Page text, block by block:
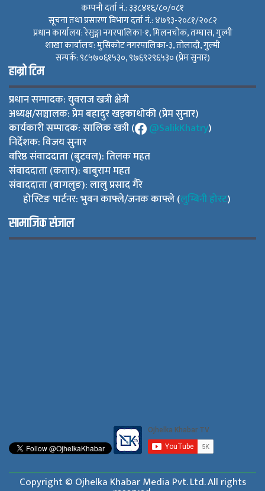
कम्पनी दर्ता नं.: ३३८४१६/८०/०८१
सूचना तथा प्रसारण विभाग दर्ता नं.: ४७९३-२०८१/२०८२
प्रधान कार्यालय: रेसुङ्गा नगरपालिका-१, मिलनचोक, तम्घास, गुल्मी
शाखा कार्यालय: मुसिकोट नगरपालिका-३, तोलादी, गुल्मी
सम्पर्क: ९८५७०६१५३०, ९७६९२९६५३० (प्रेम सुनार)
हाम्रो टिम
प्रधान सम्पादक: युवराज खत्री क्षेत्री
अध्यक्ष/सञ्चालक: प्रेम बहादुर खड्काथोकी (प्रेम सुनार)
कार्यकारी सम्पादक: सालिक खत्री (
@SalikKhatry)
निर्देशक: विजय सुनार
वरिष्ठ संवाददाता (बुटवल): तिलक महत
संवाददाता (कतार): बाबुराम महत
संवाददाता (बागलुङ): लालु प्रसाद गैरे
होस्टिङ पार्टनर: भुवन काफ्ले/जनक काफ्ले (लुम्बिनी होस्ट)
सामाजिक संजाल
Copyright © Ojhelka Khabar Media Pvt. Ltd. All rights